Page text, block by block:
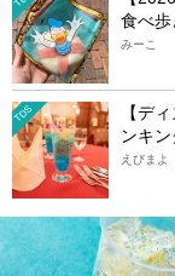
食べ
みーこ
TDS
【デ
ンキ
えびまよ